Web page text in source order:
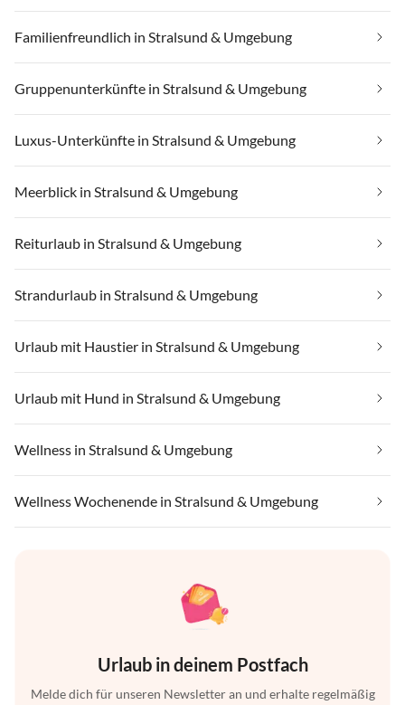
Familienfreundlich in Stralsund & Umgebung
Gruppenunterkünfte in Stralsund & Umgebung
Luxus-Unterkünfte in Stralsund & Umgebung
Meerblick in Stralsund & Umgebung
Reiturlaub in Stralsund & Umgebung
Strandurlaub in Stralsund & Umgebung
Urlaub mit Haustier in Stralsund & Umgebung
Urlaub mit Hund in Stralsund & Umgebung
Wellness in Stralsund & Umgebung
Wellness Wochenende in Stralsund & Umgebung
Urlaub in deinem Postfach
Melde dich für unseren Newsletter an und erhalte regelmäßig